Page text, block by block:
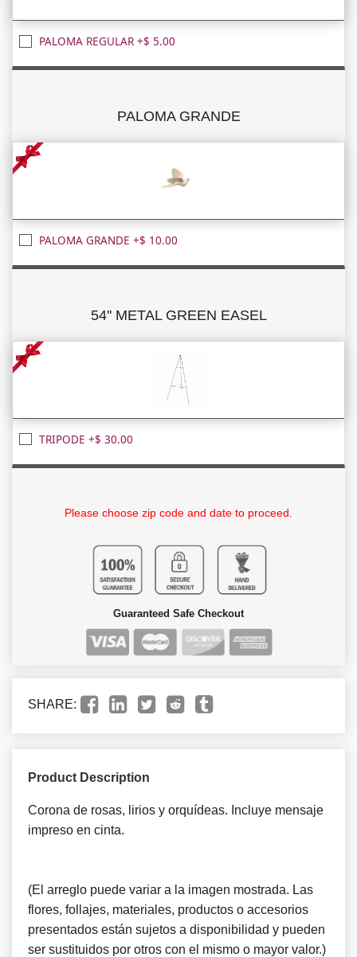
PALOMA REGULAR +$ 5.00
PALOMA GRANDE
PALOMA GRANDE +$ 10.00
54'' METAL GREEN EASEL
TRIPODE +$ 30.00
Please choose zip code and date to proceed.
Guaranteed Safe Checkout
SHARE:
Product Description
Corona de rosas, lirios y orquídeas. Incluye mensaje
impreso en cinta.
(El arreglo puede variar a la imagen mostrada. Las
flores, follajes, materiales, productos o accesorios
presentados están sujetos a disponibilidad y pueden
ser sustituidos por otros con el mismo o mayor valor.)